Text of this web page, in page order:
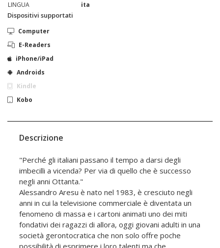
LINGUA
ita
Dispositivi supportati
Computer
E-Readers
iPhone/iPad
Androids
Kindle
Kobo
Descrizione
"Perché gli italiani passano il tempo a darsi degli
imbecilli a vicenda? Per via di quello che è successo
negli anni Ottanta."
Alessandro Aresu è nato nel 1983, è cresciuto negli
anni in cui la televisione commerciale è diventata un
fenomeno di massa e i cartoni animati uno dei miti
fondativi dei ragazzi di allora, oggi giovani adulti in una
società gerontocratica che non solo offre poche